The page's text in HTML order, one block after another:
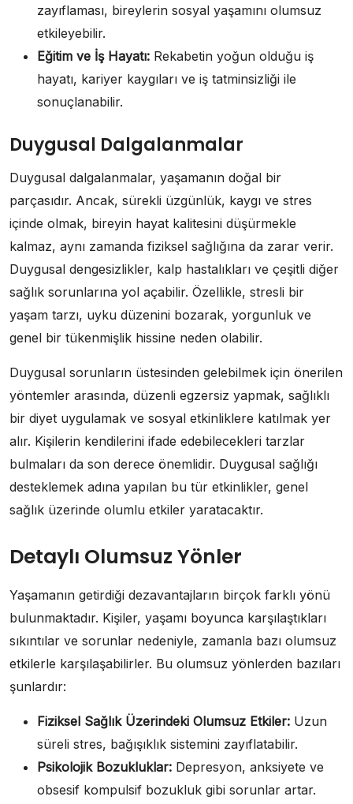
zayıflaması, bireylerin sosyal yaşamını olumsuz
etkileyebilir.
Eğitim ve İş Hayatı: Rekabetin yoğun olduğu iş
hayatı, kariyer kaygıları ve iş tatminsizliği ile
sonuçlanabilir.
Duygusal Dalgalanmalar
Duygusal dalgalanmalar, yaşamanın doğal bir
parçasıdır. Ancak, sürekli üzgünlük, kaygı ve stres
içinde olmak, bireyin hayat kalitesini düşürmekle
kalmaz, aynı zamanda fiziksel sağlığına da zarar verir.
Duygusal dengesizlikler, kalp hastalıkları ve çeşitli diğer
sağlık sorunlarına yol açabilir. Özellikle, stresli bir
yaşam tarzı, uyku düzenini bozarak, yorgunluk ve
genel bir tükenmişlik hissine neden olabilir.
Duygusal sorunların üstesinden gelebilmek için önerilen
yöntemler arasında, düzenli egzersiz yapmak, sağlıklı
bir diyet uygulamak ve sosyal etkinliklere katılmak yer
alır. Kişilerin kendilerini ifade edebilecekleri tarzlar
bulmaları da son derece önemlidir. Duygusal sağlığı
desteklemek adına yapılan bu tür etkinlikler, genel
sağlık üzerinde olumlu etkiler yaratacaktır.
Detaylı Olumsuz Yönler
Yaşamanın getirdiği dezavantajların birçok farklı yönü
bulunmaktadır. Kişiler, yaşamı boyunca karşılaştıkları
sıkıntılar ve sorunlar nedeniyle, zamanla bazı olumsuz
etkilerle karşılaşabilirler. Bu olumsuz yönlerden bazıları
şunlardır:
Fiziksel Sağlık Üzerindeki Olumsuz Etkiler: Uzun
süreli stres, bağışıklık sistemini zayıflatabilir.
Psikolojik Bozukluklar: Depresyon, anksiyete ve
obsesif kompulsif bozukluk gibi sorunlar artar.